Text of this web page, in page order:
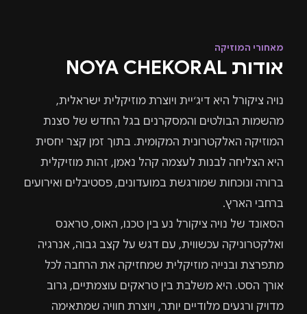
מאחורי המוזיקה
אודות NOYA CHEKORAL
נויה ציקורל היא דיג׳יית ויוצרת מוזיקלית ישראלית,
מהשמות הבולטים והמסקרנים בגל החדש של סצנת
המוזיקה האלקטרונית המקומית. בתוך זמן קצר יחסית
היא הצליחה לבנות לעצמה קהל נאמן, זהות מוזיקלית
ברורה ונוכחות שמורגשת במועדונים, פסטיבלים ואירועים
ברחבי הארץ.
הסאונד של נויה ציקורל נע בין טכנו, האוס, טראנס
ואלקטרוניקה עכשווית, עם דגש על קצב גבוה, אנרגיה
מתפרצת ובנייה מוזיקלית שמחזיקה את הרחבה לכל
אורך הסט. היא משלבת בין טראקים עוצמתיים, גרוב
מדויק ורגעים מלודיים יותר, ויוצרת חוויה שמתאימה